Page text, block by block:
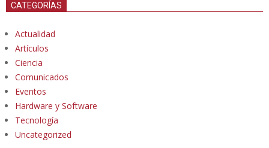
CATEGORÍAS
Actualidad
Artículos
Ciencia
Comunicados
Eventos
Hardware y Software
Tecnología
Uncategorized